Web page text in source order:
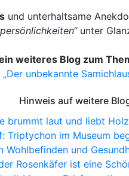
und unterhaltsame
unter
weiteres Blog zum
„Der unbekannte
Hinweis auf weitere
brummt laut und liebt Holz
Triptychon im Museum
Wohlbefinden und
Rosenkäfer ist eine